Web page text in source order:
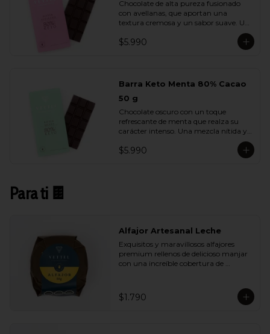
Chocolate de alta pureza fusionado
con avellanas, que aportan una
textura cremosa y un sabor suave. Un
equilibrio natural entre la fuerza del
cacao y la redondez de la nuez.
$5.990
Barra Keto Menta 80% Cacao
50 g
Chocolate oscuro con un toque
refrescante de menta que realza su
carácter intenso. Una mezcla nítida y
vibrante que aporta frescura sin restar
profundidad al cacao.
$5.990
Para ti 🍫
Alfajor Artesanal Leche
Exquisitos y maravillosos alfajores
premium rellenos de delicioso manjar
con una increíble cobertura de
$1.790